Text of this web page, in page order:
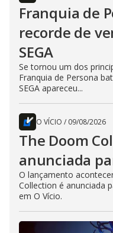
Franquia de
recorde de
SEGA
Se tornou um dos
Franquia de Persona
SEGA apareceu...
O VÍCIO / 09/08/2026
The Doom
anunciada
O lançamento
Collection é anunciada
em O Vício.